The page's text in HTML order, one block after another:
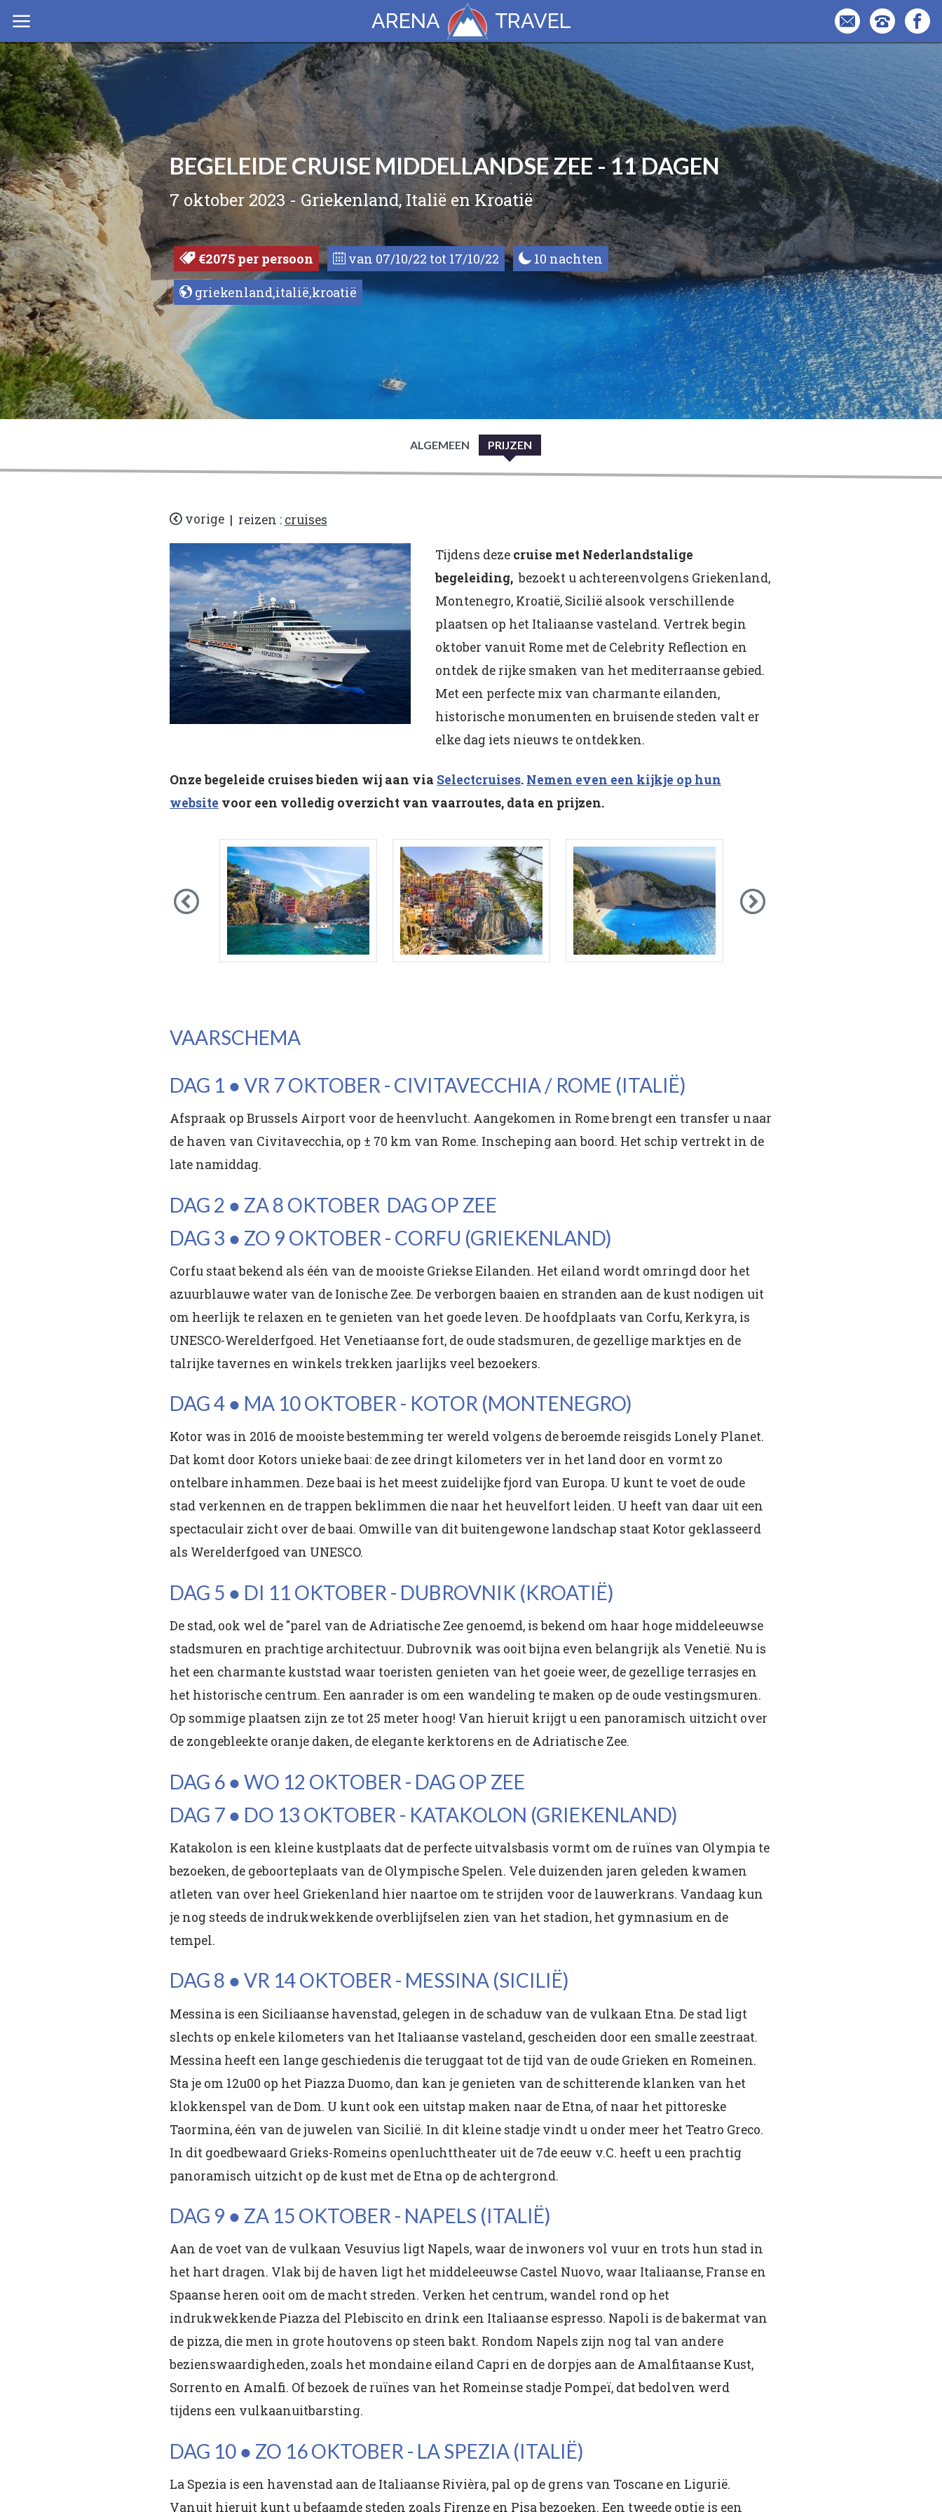
ARENA TRAVEL
BEGELEIDE CRUISE MIDDELLANDSE ZEE - 11 DAGEN
7 oktober 2023 - Griekenland, Italië en Kroatië
€2075 per persoon van 07/10/22 tot 17/10/22
10 nachten
griekenland,italië,kroatië
ALGEMEEN PRIJZEN
vorige| reizen : cruises
Tijdens deze cruise met Nederlandstalige
begeleiding, bezoekt u achtereenvolgens Griekenland,
Montenegro, Kroatië, Sicilië alsook verschillende
plaatsen op het Italiaanse vasteland. Vertrek begin
oktober vanuit Rome met de Celebrity Reflection en
ontdek de rijke smaken van het mediterraanse gebied.
Met een perfecte mix van charmante eilanden,
historische monumenten en bruisende steden valt er
elke dag iets nieuws te ontdekken.
Onze begeleide cruises bieden wij aan via Selectcruises. Nemen even een kijkje op hun
website voor een volledig overzicht van vaarroutes, data en prijzen.
Previous
VAARSCHEMA
DAG 1 ● VR 7 OKTOBER - CIVITAVECCHIA / ROME (ITALIË)
Afspraak op Brussels Airport voor de heenvlucht. Aangekomen in Rome brengt een transfer u naar
de haven van Civitavecchia, op ± 70 km van Rome. Inscheping aan boord. Het schip vertrekt in de
late namiddag.
DAG 2 ● ZA 8 OKTOBER DAG OP ZEE
DAG 3 ● ZO 9 OKTOBER - CORFU (GRIEKENLAND)
Corfu staat bekend als één van de mooiste Griekse Eilanden. Het eiland wordt omringd door het
azuurblauwe water van de Ionische Zee. De verborgen baaien en stranden aan de kust nodigen uit
om heerlijk te relaxen en te genieten van het goede leven. De hoofdplaats van Corfu, Kerkyra, is
UNESCO-Werelderfgoed. Het Venetiaanse fort, de oude stadsmuren, de gezellige marktjes en de
talrijke tavernes en winkels trekken jaarlijks veel bezoekers.
DAG 4 ● MA 10 OKTOBER - KOTOR (MONTENEGRO)
Kotor was in 2016 de mooiste bestemming ter wereld volgens de beroemde reisgids Lonely Planet.
Dat komt door Kotors unieke baai: de zee dringt kilometers ver in het land door en vormt zo
ontelbare inhammen. Deze baai is het meest zuidelijke fjord van Europa. U kunt te voet de oude
stad verkennen en de trappen beklimmen die naar het heuvelfort leiden. U heeft van daar uit een
spectaculair zicht over de baai. Omwille van dit buitengewone landschap staat Kotor geklasseerd
als Werelderfgoed van UNESCO.
DAG 5 ● DI 11 OKTOBER - DUBROVNIK (KROATIË)
De stad, ook wel de "parel van de Adriatische Zee genoemd, is bekend om haar hoge middeleeuwse
stadsmuren en prachtige architectuur. Dubrovnik was ooit bijna even belangrijk als Venetië. Nu is
het een charmante kuststad waar toeristen genieten van het goeie weer, de gezellige terrasjes en
het historische centrum. Een aanrader is om een wandeling te maken op de oude vestingsmuren.
Op sommige plaatsen zijn ze tot 25 meter hoog! Van hieruit krijgt u een panoramisch uitzicht over
de zongebleekte oranje daken, de elegante kerktorens en de Adriatische Zee.
DAG 6 ● WO 12 OKTOBER - DAG OP ZEE
DAG 7 ● DO 13 OKTOBER - KATAKOLON (GRIEKENLAND)
Katakolon is een kleine kustplaats dat de perfecte uitvalsbasis vormt om de ruïnes van Olympia te
bezoeken, de geboorteplaats van de Olympische Spelen. Vele duizenden jaren geleden kwamen
atleten van over heel Griekenland hier naartoe om te strijden voor de lauwerkrans. Vandaag kun
je nog steeds de indrukwekkende overblijfselen zien van het stadion, het gymnasium en de
tempel.
DAG 8 ● VR 14 OKTOBER - MESSINA (SICILIË)
Messina is een Siciliaanse havenstad, gelegen in de schaduw van de vulkaan Etna. De stad ligt
slechts op enkele kilometers van het Italiaanse vasteland, gescheiden door een smalle zeestraat.
Messina heeft een lange geschiedenis die teruggaat tot de tijd van de oude Grieken en Romeinen.
Sta je om 12u00 op het Piazza Duomo, dan kan je genieten van de schitterende klanken van het
klokkenspel van de Dom. U kunt ook een uitstap maken naar de Etna, of naar het pittoreske
Taormina, één van de juwelen van Sicilië. In dit kleine stadje vindt u onder meer het Teatro Greco.
In dit goedbewaard Grieks-Romeins openluchttheater uit de 7de eeuw v.C. heeft u een prachtig
panoramisch uitzicht op de kust met de Etna op de achtergrond.
DAG 9 ● ZA 15 OKTOBER - NAPELS (ITALIË)
Aan de voet van de vulkaan Vesuvius ligt Napels, waar de inwoners vol vuur en trots hun stad in
het hart dragen. Vlak bij de haven ligt het middeleeuwse Castel Nuovo, waar Italiaanse, Franse en
Spaanse heren ooit om de macht streden. Verken het centrum, wandel rond op het
indrukwekkende Piazza del Plebiscito en drink een Italiaanse espresso. Napoli is de bakermat van
de pizza, die men in grote houtovens op steen bakt. Rondom Napels zijn nog tal van andere
bezienswaardigheden, zoals het mondaine eiland Capri en de dorpjes aan de Amalfitaanse Kust,
Sorrento en Amalfi. Of bezoek de ruïnes van het Romeinse stadje Pompeï, dat bedolven werd
tijdens een vulkaanuitbarsting.
DAG 10 ● ZO 16 OKTOBER - LA SPEZIA (ITALIË)
La Spezia is een havenstad aan de Italiaanse Rivièra, pal op de grens van Toscane en Ligurië.
Vanuit hieruit kunt u befaamde steden zoals Firenze en Pisa bezoeken. Een tweede optie is een